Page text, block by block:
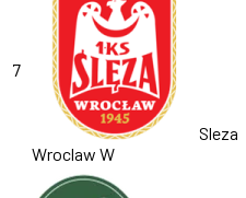
7
Sleza
Wroclaw W